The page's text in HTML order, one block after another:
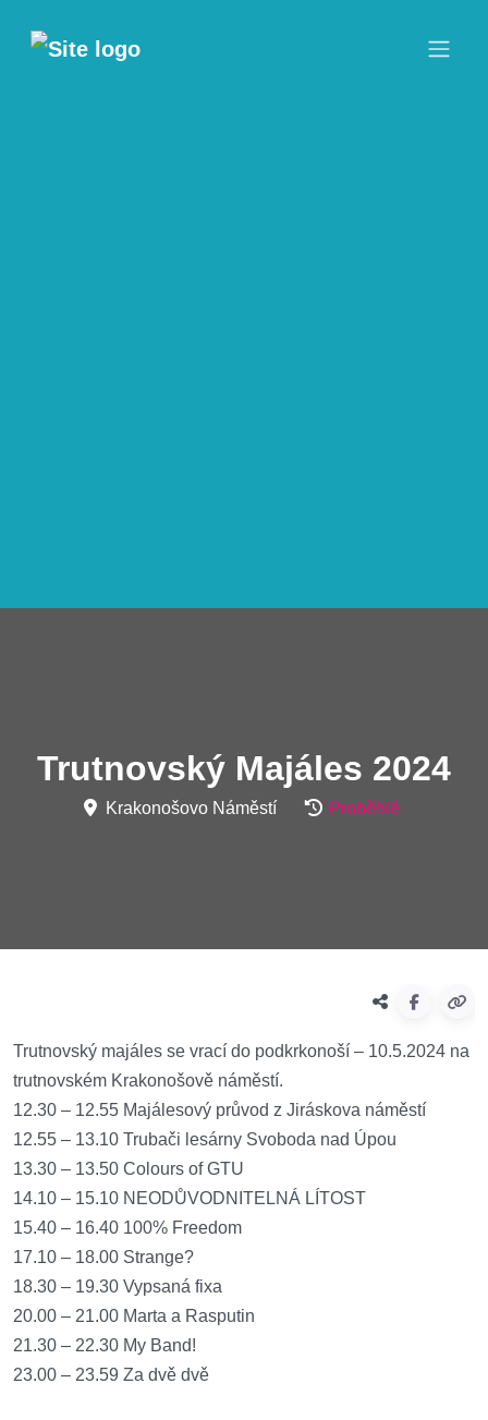
Trutnovský Majáles 2024
Krakonošovo Náměstí Proběhlé
Trutnovský majáles se vrací do podkrkonoší – 10.5.2024 na
trutnovském Krakonošově náměstí.
12.30 – 12.55 Majálesový průvod z Jiráskova náměstí
12.55 – 13.10 Trubači lesárny Svoboda nad Úpou
13.30 – 13.50 Colours of GTU
14.10 – 15.10 NEODŮVODNITELNÁ LÍTOST
15.40 – 16.40 100% Freedom
17.10 – 18.00 Strange?
18.30 – 19.30 Vypsaná fixa
20.00 – 21.00 Marta a Rasputin
21.30 – 22.30 My Band!
23.00 – 23.59 Za dvě dvě